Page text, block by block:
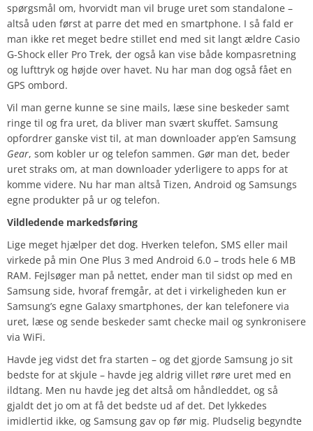
spørgsmål om, hvorvidt man vil bruge uret som standalone –
altså uden først at parre det med en smartphone. I så fald er
man ikke ret meget bedre stillet end med sit langt ældre Casio
G-Shock eller Pro Trek, der også kan vise både kompasretning
og lufttryk og højde over havet. Nu har man dog også fået en
GPS ombord.
Vil man gerne kunne se sine mails, læse sine beskeder samt
ringe til og fra uret, da bliver man svært skuffet. Samsung
opfordrer ganske vist til, at man downloader app’en Samsung
Gear, som kobler ur og telefon sammen. Gør man det, beder
uret straks om, at man downloader yderligere to apps for at
komme videre. Nu har man altså Tizen, Android og Samsungs
egne produkter på ur og telefon.
Vildledende markedsføring
Lige meget hjælper det dog. Hverken telefon, SMS eller mail
virkede på min One Plus 3 med Android 6.0 – trods hele 6 MB
RAM. Fejlsøger man på nettet, ender man til sidst op med en
Samsung side, hvoraf fremgår, at det i virkeligheden kun er
Samsung’s egne Galaxy smartphones, der kan telefonere via
uret, læse og sende beskeder samt checke mail og synkronisere
via WiFi.
Havde jeg vidst det fra starten – og det gjorde Samsung jo sit
bedste for at skjule – havde jeg aldrig villet røre uret med en
ildtang. Men nu havde jeg det altså om håndleddet, og så
gjaldt det jo om at få det bedste ud af det. Det lykkedes
imidlertid ikke, og Samsung gav op før mig. Pludselig begyndte